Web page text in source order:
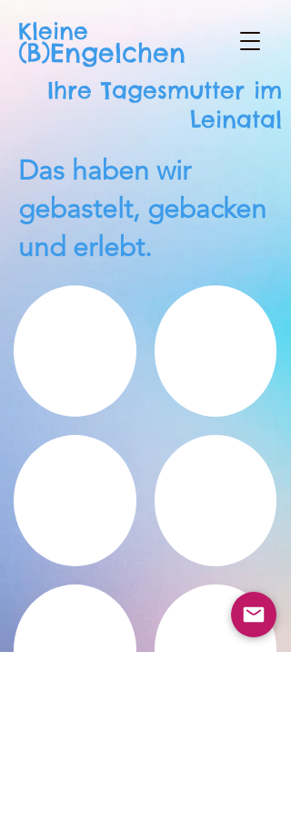
Kleine
(B)Engelchen
Ihre Tagesmutter im
Leinatal
Das haben wir
gebastelt, gebacken
und erlebt.